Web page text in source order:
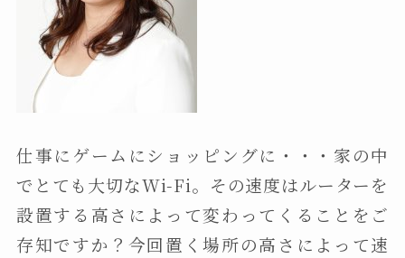
仕事にゲームにショッピングに・・・家の中
でとても大切なWi-Fi。その速度はルーターを
設置する高さによって変わってくることをご
存知ですか？今回置く場所の高さによって速